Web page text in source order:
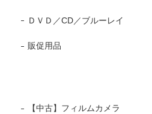
ＤＶＤ／CD／ブルーレイ
販促用品
【中古】フィルムカメラ